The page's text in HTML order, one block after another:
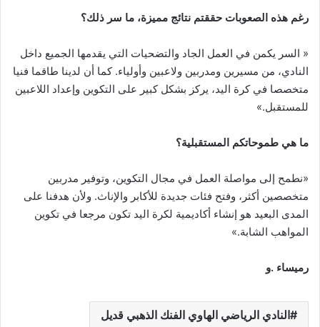
رغم هذه الصعوبات حققتم نتائج مميزة، ما سر ذلك؟
« السر يكمن في العمل الجاد والتضحيات التي يقدمها الجميع داخل
النادي، من مسيرين ومدربين ولاعبين وأولياء. كما أن لدينا طاقما فنيا
متخصصا في كرة اليد، يركز بشكل كبير على التكوين وإعداد اللاعبين
للمستقبل.»
ما هي طموحاتكم المستقبلية؟
«نطمح إلى مواصلة العمل في مجال التكوين، وتوفير مدربين
متخصصين أكثر، وفتح فئات جديدة للأكابر والإناث. ولأن هدفنا على
المدى البعيد هو إنشاء أكاديمية لكرة اليد تكون مرجعا في تكوين
المواهب الشابة.»
رميساء .و
النادي الرياضي الهاوي الفنك الذهبي قديل